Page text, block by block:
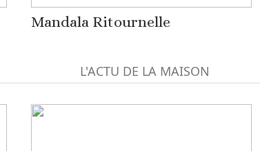
Mandala Ritournelle
L'ACTU DE LA MAISON